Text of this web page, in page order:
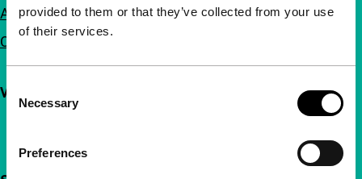
provided to them or that they’ve collected from your use
of their services.
Consent
Selection
Necessary
Preferences
Adverteren
Contact
Volg IFFR